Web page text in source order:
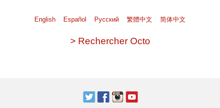
English Español Pусский 繁體中文 简体中文
> Rechercher Octo